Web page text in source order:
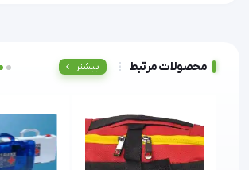
محصولات مرتبط بیشتر